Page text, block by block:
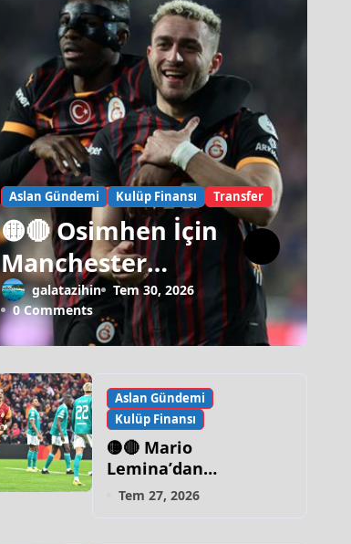
Aslan Gündemi Kulüp Finansı Transfer
🟡🔴 Osimhen İçin
Manchester
United Israrı!
galatazihin
Tem 30, 2026
0 Comments
Aslan Gündemi
Kulüp Finansı
🟡🔴 Mario
Lemina’dan
Galatasaray İtirafı!
Tem 27, 2026